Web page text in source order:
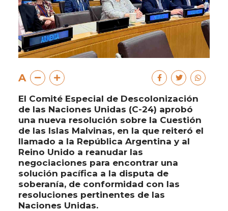
A
El Comité Especial de Descolonización
de las Naciones Unidas (C-24) aprobó
una nueva resolución sobre la Cuestión
de las Islas Malvinas, en la que reiteró el
llamado a la República Argentina y al
Reino Unido a reanudar las
negociaciones para encontrar una
solución pacífica a la disputa de
soberanía, de conformidad con las
resoluciones pertinentes de las
Naciones Unidas.